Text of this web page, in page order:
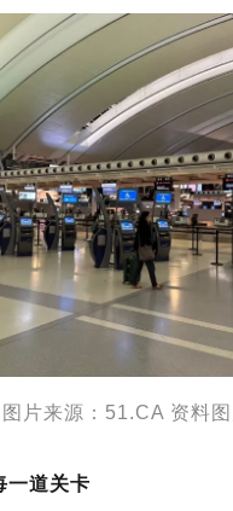
图片来源：51.CA 资料
一道关卡